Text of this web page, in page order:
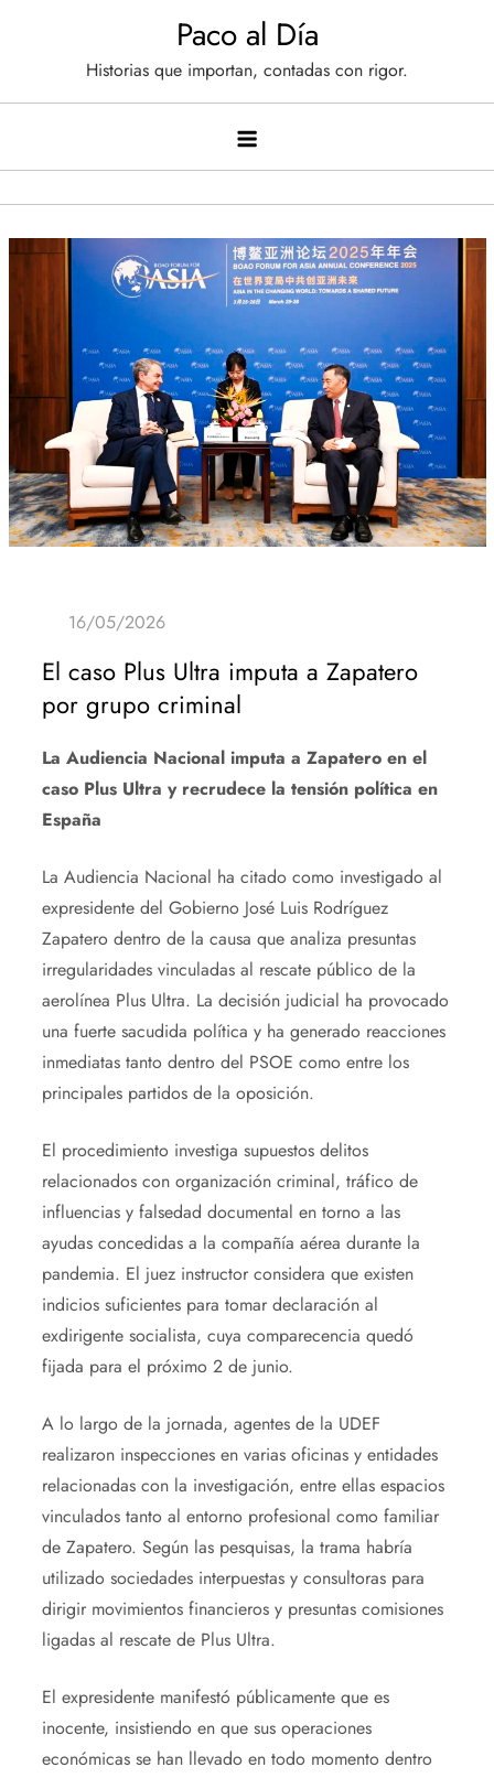
Paco al Día
Historias que importan, contadas con rigor.
El caso Plus Ultra imputa a Zapatero
por grupo criminal
La Audiencia Nacional imputa a Zapatero en el
caso Plus Ultra y recrudece la tensión política en
España
La Audiencia Nacional ha citado como investigado al
expresidente del Gobierno José Luis Rodríguez
Zapatero dentro de la causa que analiza presuntas
irregularidades vinculadas al rescate público de la
aerolínea Plus Ultra. La decisión judicial ha provocado
una fuerte sacudida política y ha generado reacciones
inmediatas tanto dentro del PSOE como entre los
principales partidos de la oposición.
El procedimiento investiga supuestos delitos
relacionados con organización criminal, tráfico de
influencias y falsedad documental en torno a las
ayudas concedidas a la compañía aérea durante la
pandemia. El juez instructor considera que existen
indicios suficientes para tomar declaración al
exdirigente socialista, cuya comparecencia quedó
fijada para el próximo 2 de junio.
A lo largo de la jornada, agentes de la UDEF
realizaron inspecciones en varias oficinas y entidades
relacionadas con la investigación, entre ellas espacios
vinculados tanto al entorno profesional como familiar
de Zapatero. Según las pesquisas, la trama habría
utilizado sociedades interpuestas y consultoras para
dirigir movimientos financieros y presuntas comisiones
ligadas al rescate de Plus Ultra.
El expresidente manifestó públicamente que es
inocente, insistiendo en que sus operaciones
económicas se han llevado en todo momento dentro